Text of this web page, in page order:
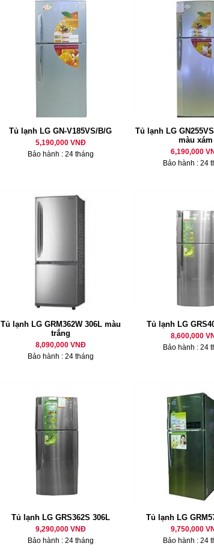
Tủ lạnh LG GN-V185VS/B/G
5,190,000 VNĐ
Bảo hành : 24 tháng
Tủ lạnh LG
màu xám
6,190,000
Bảo hành : 24
Tủ lạnh LG GRM362W 306L màu
trắng
8,090,000 VNĐ
Bảo hành : 24 tháng
Tủ lạnh LG
8,600,000
Bảo hành : 24
Tủ lạnh LG GRS362S 306L
9,290,000 VNĐ
Bảo hành : 24 tháng
Tủ lạnh LG
9,750,000
Bảo hành : 24